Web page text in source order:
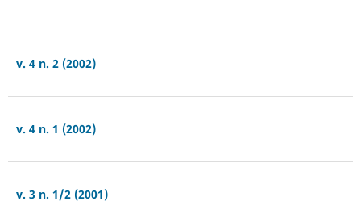
v. 4 n. 2 (2002)
v. 4 n. 1 (2002)
v. 3 n. 1/2 (2001)